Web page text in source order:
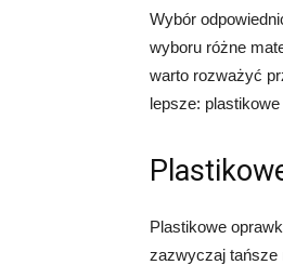
Wybór
wyboru różne
warto rozważyć
lepsze:
Plastikowe
zazwyczaj tańsze